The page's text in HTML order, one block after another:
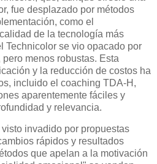
fue desplazado por métodos
como el
de la tecnología más
Technicolor se vio opacado por
menos robustas. Esta
y la reducción de costos ha
incluido el coaching TDA-H,
aparentemente fáciles y
y relevancia.
invadido por propuestas
rápidos y resultados
que apelan a la motivación